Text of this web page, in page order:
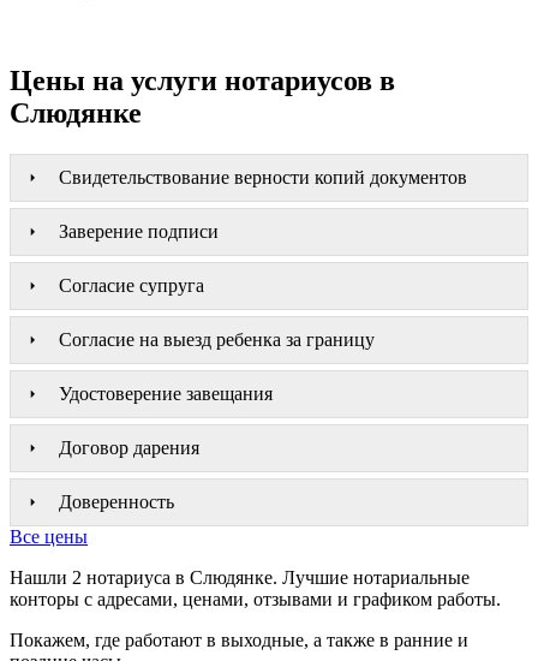
Цены на услуги нотариусов в
Слюдянке
Свидетельствование верности копий документов
Заверение подписи
Согласие супруга
Согласие на выезд ребенка за границу
Удостоверение завещания
Договор дарения
Доверенность
Все цены
Нашли 2 нотариуса в Слюдянке. Лучшие нотариальные
конторы с адресами, ценами, отзывами и графиком работы.
Покажем, где работают в выходные, а также в ранние и